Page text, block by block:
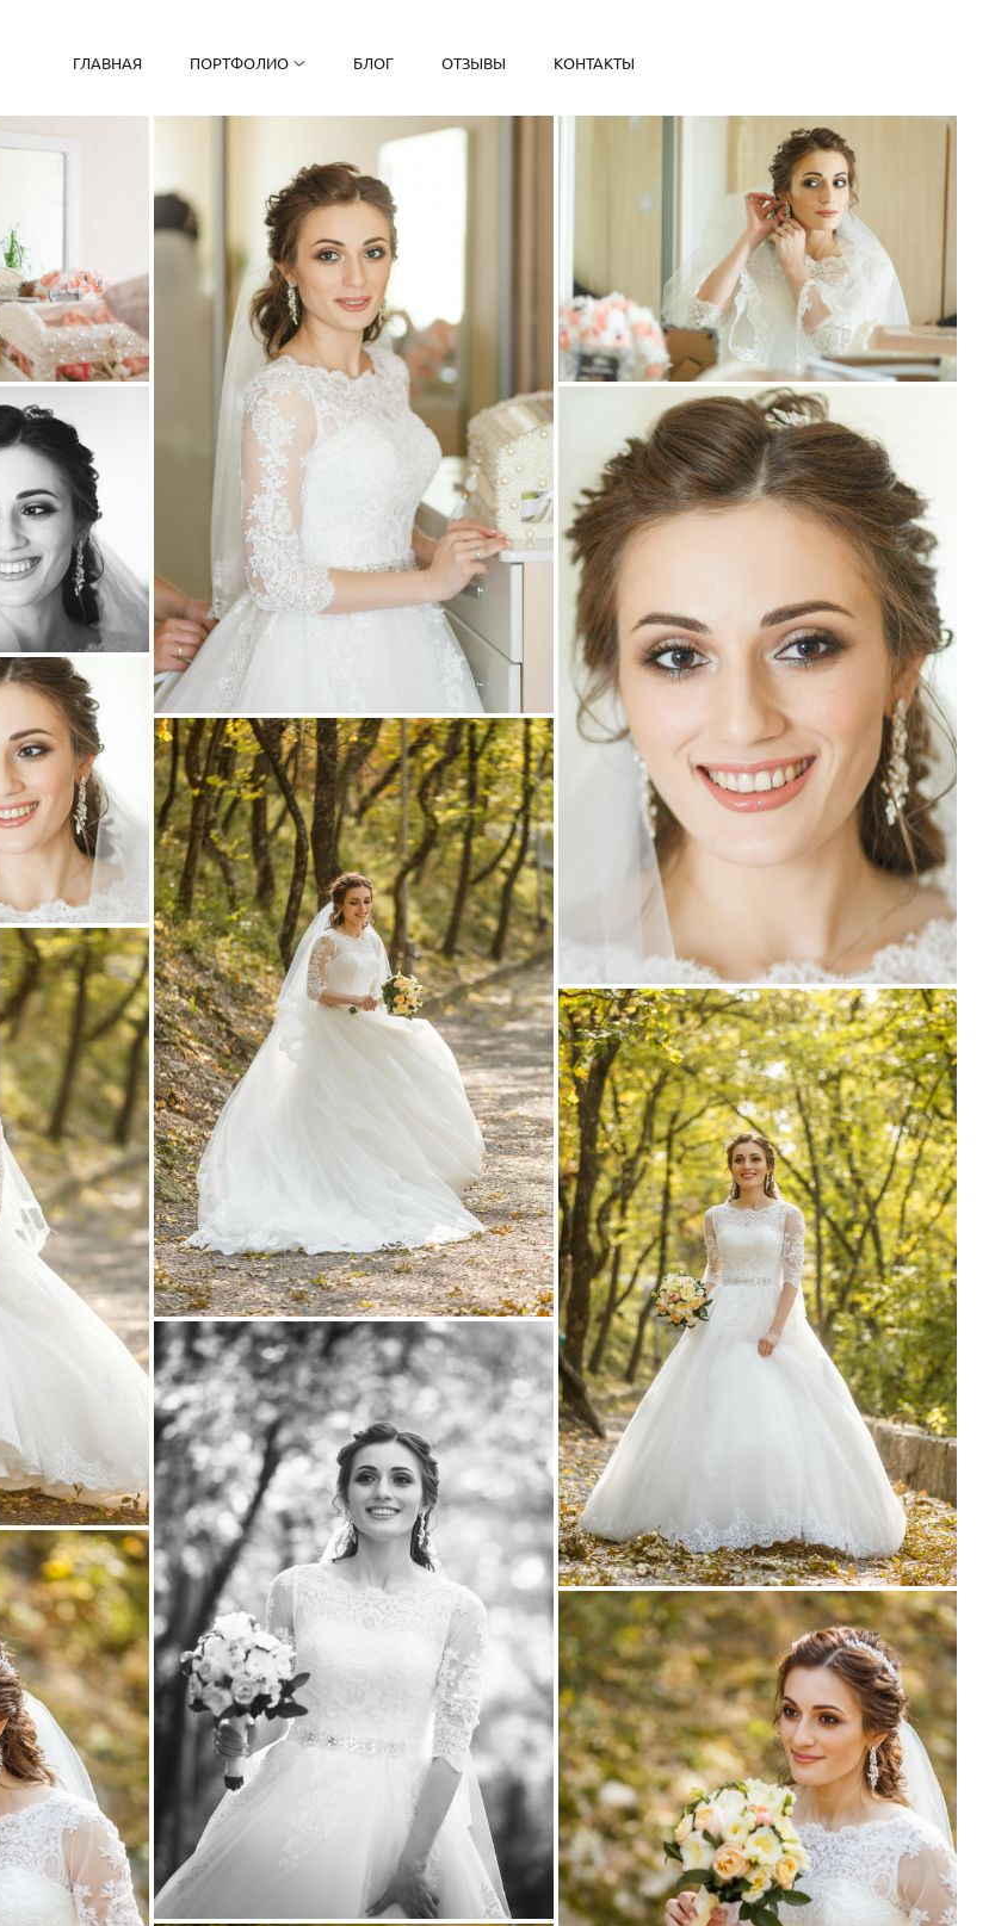
ГЛАВНАЯ ПОРТФОЛИО БЛОГ ОТЗЫВЫ КОНТАКТЫ